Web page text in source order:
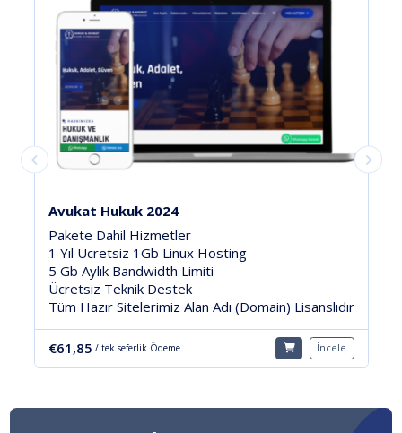
İnşaat Mimarlık
Pakete Dahil Hizmetler
500 Mb Linux Hosting
5 Gb Aylık Bandwidth Limiti
7/24 Ücretsiz Teknik Destek
Tüm Hazır Sitelerimiz Alan Adı (Domain) Lisanslıdır
€58,21 / tek seferlik Ödeme